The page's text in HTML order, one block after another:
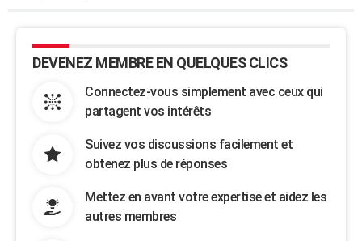
DEVENEZ MEMBRE EN QUELQUES CLICS
Connectez-vous simplement avec ceux qui
partagent vos intérêts
Suivez vos discussions facilement et
obtenez plus de réponses
Mettez en avant votre expertise et aidez les
autres membres